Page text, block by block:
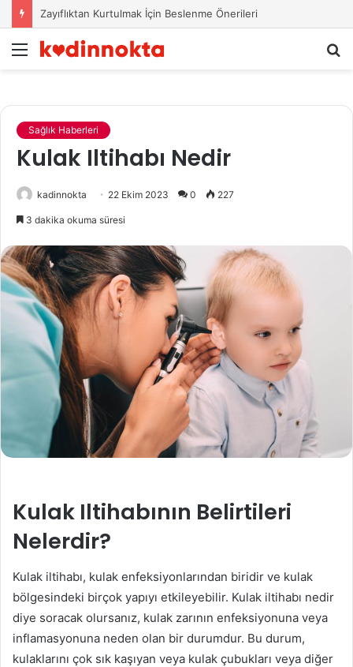
Zayıflıktan Kurtulmak İçin Beslenme Önerileri
Menü
Sağlık Haberleri
Kulak Iltihabı Nedir
kadinnokta 22 Ekim 2023 0 227
3 dakika okuma süresi
Kulak Iltihabının Belirtileri
Nelerdir?
Kulak iltihabı, kulak enfeksiyonlarından biridir ve kulak
bölgesindeki birçok yapıyı etkileyebilir. Kulak iltihabı nedir
diye soracak olursanız, kulak zarının enfeksiyonuna veya
inflamasyonuna neden olan bir durumdur. Bu durum,
kulaklarını çok sık kaşıyan veya kulak çubukları veya diğer